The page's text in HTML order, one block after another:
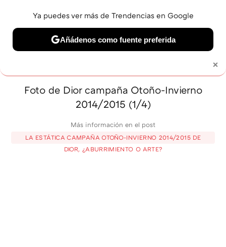
BELLEZA SHOPPING VIAJES GASTRO SNEAKERS
Foto de Dior campaña Otoño-Invierno
2014/2015 (1/4)
Más información en el post
LA ESTÁTICA CAMPAÑA OTOÑO-INVIERNO 2014/2015 DE
DIOR, ¿ABURRIMIENTO O ARTE?
×
Ya puedes ver más de Trendencias en Google
Añádenos como fuente preferida